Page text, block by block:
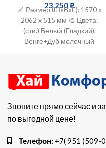
23 250₽
📐 Размер (ШxВхГ): 1570 х
2062 х 515 мм 🎨 Цвета:
(сти.) Белый (Гладкий),
Венге+Дуб молочный
Звоните прямо сейчас и
по выгодной цене!
Телефон: +7( 951 )509-